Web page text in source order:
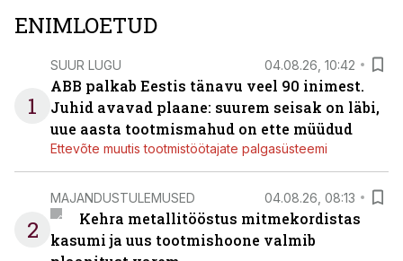
ENIMLOETUD
1
SUUR LUGU 04.08.26, 10:42
ABB palkab Eestis tänavu veel 90 inimest.
Juhid avavad plaane: suurem seisak on läbi,
uue aasta tootmismahud on ette müüdud
Ettevõte muutis tootmistöötajate palgasüsteemi
2
MAJANDUSTULEMUSED 04.08.26, 08:13
Kehra metallitööstus mitmekordistas
kasumi ja uus tootmishoone valmib